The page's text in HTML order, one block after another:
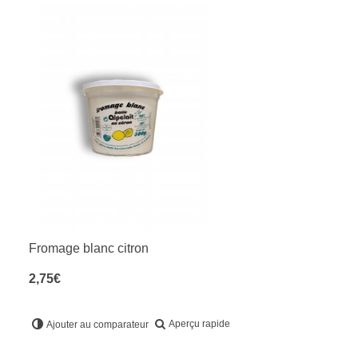
Fromage blanc citron
2,75€
Ajouter au comparateur Aperçu rapide